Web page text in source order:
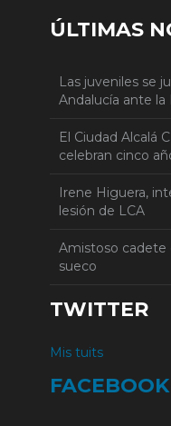
ÚLTIMAS
Las juveniles se
Andalucía ante la
El Ciudad Alcalá
celebran cinco
Irene Higuera,
lesión de LCA
Amistoso cadete
sueco
TWITTER
Mis tuits
FACEBOOK